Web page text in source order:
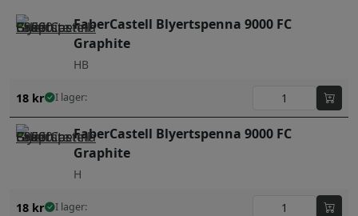
FaberCastell Blyertspenna 9000 FC
Graphite
HB
18 kr I lager:
FaberCastell Blyertspenna 9000 FC
Graphite
H
18 kr I lager: